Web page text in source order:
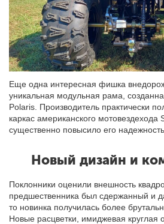
Еще одна интересная фишка
уникальная модульная рама,
Polaris. Производитель практически
каркас американского мотовездехода
существенно повысило его
Новый дизайн и
Поклонники оценили внешность
предшественника был сдержанный и
то новинка получилась более
Новые расцветки, имиджевая круглая